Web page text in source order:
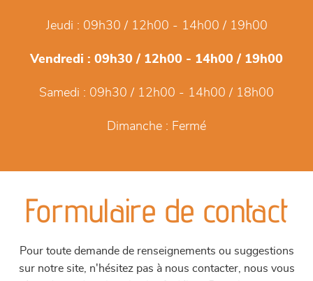
Jeudi : 09h30 / 12h00 - 14h00 / 19h00
Vendredi : 09h30 / 12h00 - 14h00 / 19h00
Samedi : 09h30 / 12h00 - 14h00 / 18h00
Dimanche : Fermé
Formulaire de contact
Pour toute demande de renseignements ou suggestions
sur notre site, n'hésitez pas à nous contacter, nous vous